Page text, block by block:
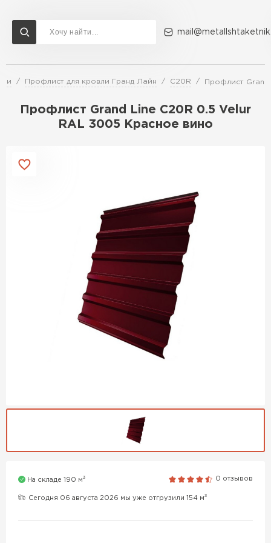
Профлист для кровли Гранд Лайн C20R Профлист Grand
Профлист Grand Line C20R 0.5 Velur
RAL 3005 Красное вино
На складе 190 м3 0 отзывов
Сегодня 06 августа 2026 мы уже отгрузили 154 м3
Доставка и оплата Акции О компании Контакты
Перейти в каталог